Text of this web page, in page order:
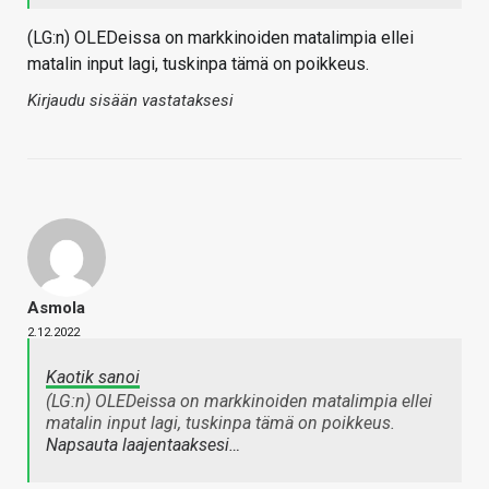
(LG:n) OLEDeissa on markkinoiden matalimpia ellei
matalin input lagi, tuskinpa tämä on poikkeus.
Kirjaudu sisään vastataksesi
Asmola
2.12.2022
Kaotik sanoi
(LG:n) OLEDeissa on markkinoiden matalimpia ellei
matalin input lagi, tuskinpa tämä on poikkeus.
Napsauta laajentaaksesi…